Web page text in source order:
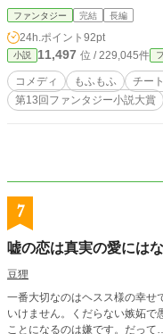
んだと思っていたところで、
してもらおうとするも却下され
件」という文字が目の前に見え
ットした！ 天然ロマドと、タ
愛さ（ロマドの主観）で織りな
ファンタジー 完結 長編
24h.ポイント 92pt
小説 11,497 位 / 229,045件
コメディ もふもふ チー
第13回ファンタジー小説大賞
7
嘘の恋は真実の愛には
豆狸
一番大切なのはヘスス様の幸せ
いけません。くだらない嫉妬で
ことになるのは嫌です。だっ